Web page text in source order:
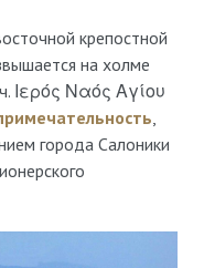
крепостной
на холме
Ιερός Ναός Αγίου
города Салоники